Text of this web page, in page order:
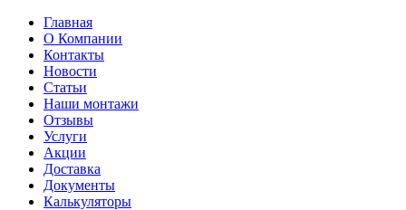
Главная
О Компании
Контакты
Новости
Статьи
Наши монтажи
Отзывы
Услуги
Акции
Доставка
Документы
Калькуляторы